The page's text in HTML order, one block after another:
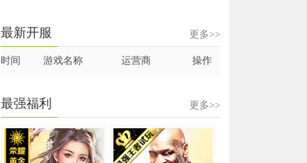
最新开服 更多>>
时间 游戏名称 运营商 操作
最强福利 更多>>